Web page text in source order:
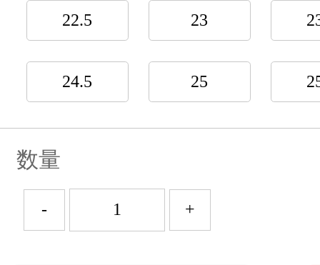
22.5 23
24.5 25
数量
- +